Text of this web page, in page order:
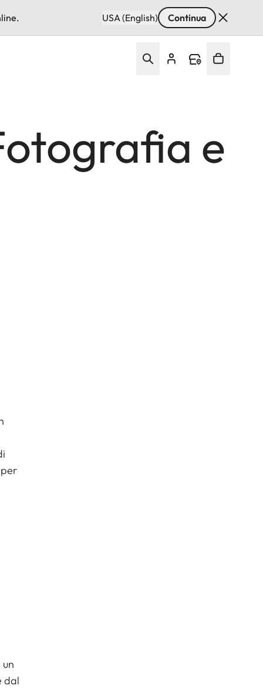
USA (English) Continua
e
dal